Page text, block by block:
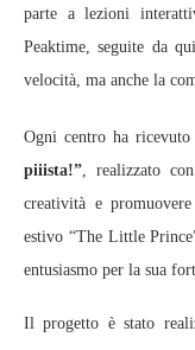
parte a lezioni
Peaktime, seguite da
velocità, ma anche la
Ogni centro ha
piiista!” , realizzato
creatività e
estivo “The Little
entusiasmo per la sua
Il progetto è stato